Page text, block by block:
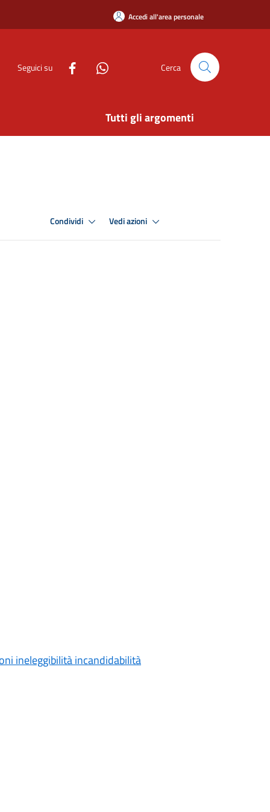
Accedi all'area personale
Seguici su Cerca
Tutti gli argomenti
Condividi Vedi azioni
ineleggibilità incandidabilità